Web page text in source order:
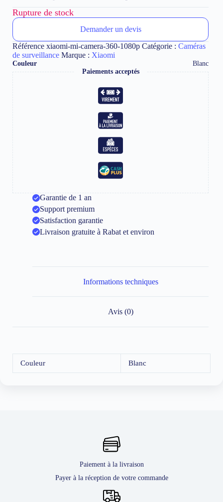
Rupture de stock
Demander un devis
Référence xiaomi-mi-camera-360-1080p Catégorie : Caméras
de surveillance Marque : Xiaomi
Couleur
Blanc
Paiements acceptés
Garantie de 1 an
Support premium
Satisfaction garantie
Livraison gratuite à Rabat et environ
Informations techniques
Avis (0)
Couleur Blanc
Paiement à la livraison
Payer à la réception de votre commande